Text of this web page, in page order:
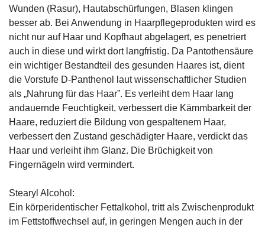
Wunden (Rasur), Hautabschürfungen, Blasen klingen
besser ab. Bei Anwendung in Haarpflegeprodukten wird es
nicht nur auf Haar und Kopfhaut abgelagert, es penetriert
auch in diese und wirkt dort langfristig. Da Pantothensäure
ein wichtiger Bestandteil des gesunden Haares ist, dient
die Vorstufe D-Panthenol laut wissenschaftlicher Studien
als „Nahrung für das Haar”. Es verleiht dem Haar lang
andauernde Feuchtigkeit, verbessert die Kämmbarkeit der
Haare, reduziert die Bildung von gespaltenem Haar,
verbessert den Zustand geschädigter Haare, verdickt das
Haar und verleiht ihm Glanz. Die Brüchigkeit von
Fingernägeln wird vermindert.
Stearyl Alcohol:
Ein körperidentischer Fettalkohol, tritt als Zwischenprodukt
im Fettstoffwechsel auf, in geringen Mengen auch in der